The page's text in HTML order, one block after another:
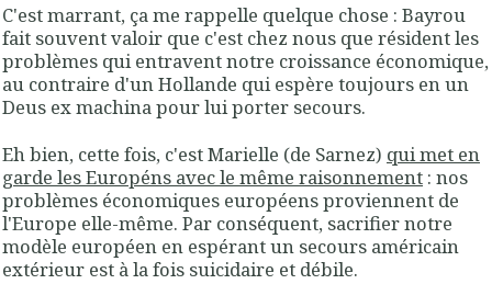
C'est marrant, ça me rappelle quelque chose : Bayrou
fait souvent valoir que c'est chez nous que résident les
problèmes qui entravent notre croissance économique,
au contraire d'un Hollande qui espère toujours en un
Deus ex machina pour lui porter secours.
Eh bien, cette fois, c'est Marielle (de Sarnez) qui met en
garde les Européns avec le même raisonnement : nos
problèmes économiques européens proviennent de
l'Europe elle-même. Par conséquent, sacrifier notre
modèle européen en espérant un secours américain
extérieur est à la fois suicidaire et débile.